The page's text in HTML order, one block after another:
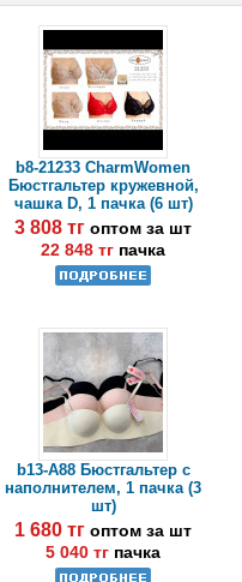
b8-21233 CharmWomen
Бюстгальтер кружевной,
чашка D, 1 пачка (6 шт)
3 808 тгоптом за шт
22 848 тг пачка
b13-A88 Бюстгальтер с
наполнителем, 1 пачка (3
шт)
1 680 тгоптом за шт
5 040 тг пачка